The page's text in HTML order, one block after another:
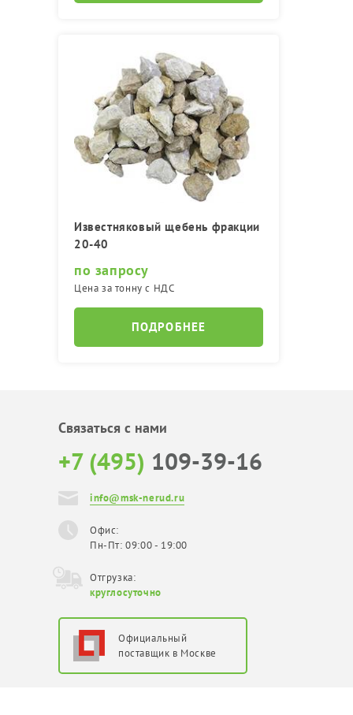
Известняковый щебень фракции
20-40
по запросу
Цена за тонну с НДС
ПОДРОБНЕЕ
Связаться с нами
+7 (495) 109-39-16
info@msk-nerud.ru
Офис:
Пн-Пт: 09:00 - 19:00
Отгрузка:
круглосуточно
Официальный
поставщик в Москве